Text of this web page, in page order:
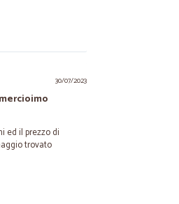
30/07/2023
ed il prezzo di
trovato